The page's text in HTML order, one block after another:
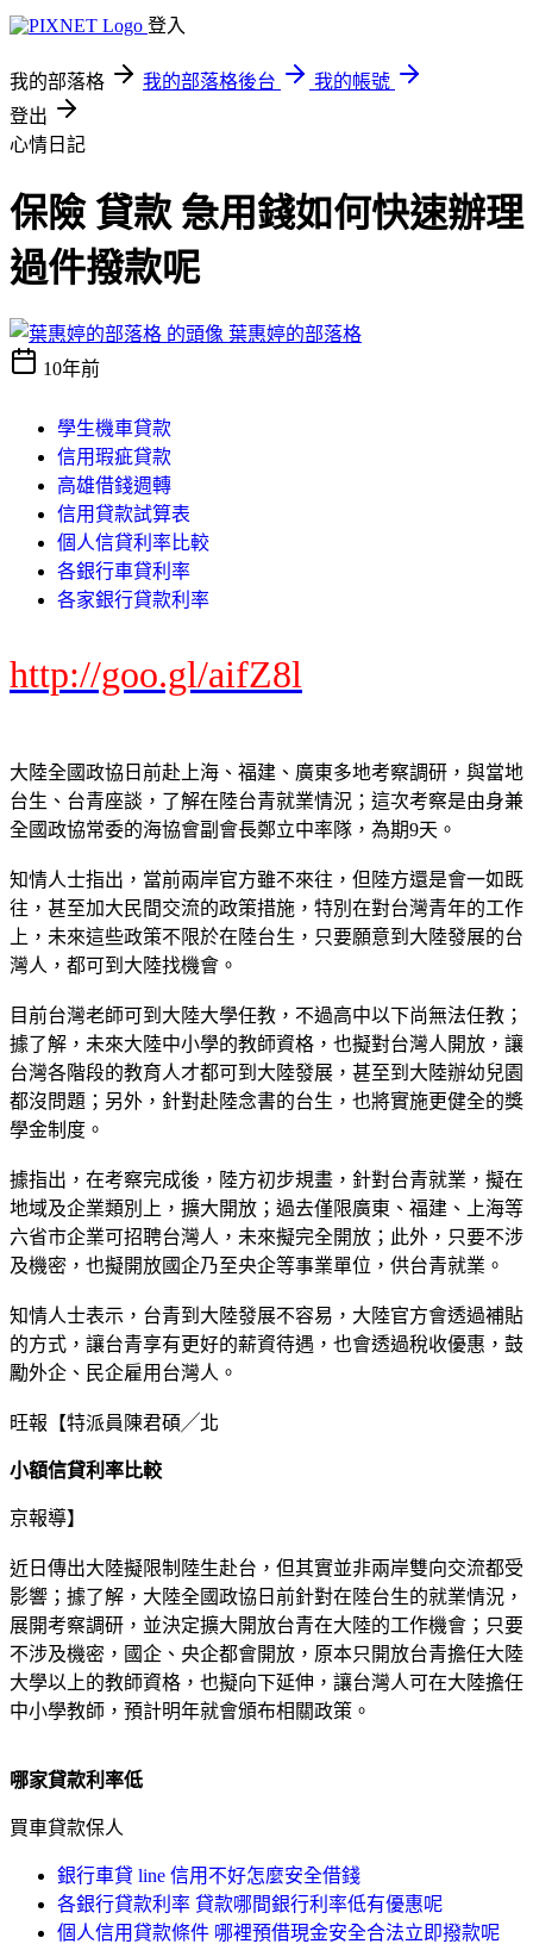
登入
我的部落格 我的部落格後台
我的帳號
登出
心情日記
保險 貸款 急用錢如何快速辦理
過件撥款呢
葉惠婷的部落格
10年前
學生機車貸款
信用瑕疵貸款
高雄借錢週轉
信用貸款試算表
個人信貸利率比較
各銀行車貸利率
各家銀行貸款利率
http://goo.gl/aifZ8l
大陸全國政協日前赴上海、福建、廣東多地考察調研，與當地
台生、台青座談，了解在陸台青就業情況；這次考察是由身兼
全國政協常委的海協會副會長鄭立中率隊，為期9天。
知情人士指出，當前兩岸官方雖不來往，但陸方還是會一如既
往，甚至加大民間交流的政策措施，特別在對台灣青年的工作
上，未來這些政策不限於在陸台生，只要願意到大陸發展的台
灣人，都可到大陸找機會。
目前台灣老師可到大陸大學任教，不過高中以下尚無法任教；
據了解，未來大陸中小學的教師資格，也擬對台灣人開放，讓
台灣各階段的教育人才都可到大陸發展，甚至到大陸辦幼兒園
都沒問題；另外，針對赴陸念書的台生，也將實施更健全的獎
學金制度。
據指出，在考察完成後，陸方初步規畫，針對台青就業，擬在
地域及企業類別上，擴大開放；過去僅限廣東、福建、上海等
六省市企業可招聘台灣人，未來擬完全開放；此外，只要不涉
及機密，也擬開放國企乃至央企等事業單位，供台青就業。
知情人士表示，台青到大陸發展不容易，大陸官方會透過補貼
的方式，讓台青享有更好的薪資待遇，也會透過稅收優惠，鼓
勵外企、民企雇用台灣人。
旺報【特派員陳君碩╱北
小額信貸利率比較
京報導】
近日傳出大陸擬限制陸生赴台，但其實並非兩岸雙向交流都受
影響；據了解，大陸全國政協日前針對在陸台生的就業情況，
展開考察調研，並決定擴大開放台青在大陸的工作機會；只要
不涉及機密，國企、央企都會開放，原本只開放台青擔任大陸
大學以上的教師資格，也擬向下延伸，讓台灣人可在大陸擔任
中小學教師，預計明年就會頒布相關政策。
哪家貸款利率低
買車貸款保人
銀行車貸 line 信用不好怎麼安全借錢
各銀行貸款利率 貸款哪間銀行利率低有優惠呢
個人信用貸款條件 哪裡預借現金安全合法立即撥款呢